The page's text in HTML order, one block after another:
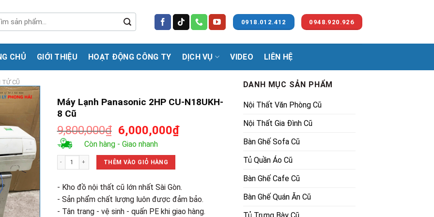
0918.012.412 0948.920.926
CHỦ GIỚI THIỆU HOẠT ĐỘNG CÔNG TY DỊCH VỤ VIDEO LIÊN HỆ
TỬ CŨ
Máy Lạnh Panasonic 2HP CU-N18UKH-
8 Cũ
9,800,000₫ Giá
gốc
là:
9,800,000₫.
6,000,000₫Giá
Còn hàng - Giao nhanh
Máy Lạnh Panasonic 2HP CU-N18UKH-8 Cũ số lượng
THÊM VÀO GIỎ HÀNG
- Kho đồ nội thất cũ lớn nhất Sài Gòn.
- Sản phẩm chất lượng luôn được đảm bảo.
- Tân trang - vệ sinh - quấn PE khi giao hàng.
DANH MỤC SẢN PHẨM
Nội Thất Văn Phòng Cũ
Nội Thất Gia Đình Cũ
Bàn Ghế Sofa Cũ
Tủ Quần Áo Cũ
Bàn Ghế Cafe Cũ
Bàn Ghế Quán Ăn Cũ
Tủ Trưng Bày Cũ